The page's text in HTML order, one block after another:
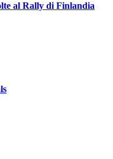
al Rally di Finlandia